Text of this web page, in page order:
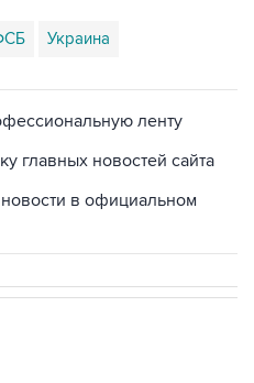
Украина
ленту
главных новостей сайта
в официальном